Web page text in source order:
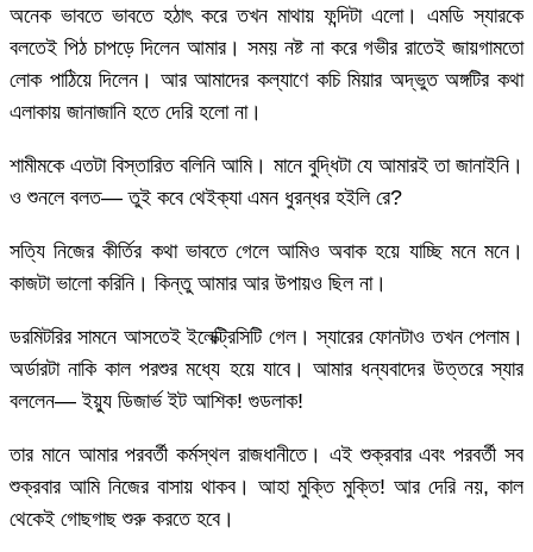
অনেক ভাবতে ভাবতে হঠাৎ করে তখন মাথায় ফন্দিটা এলো। এমডি স্যারকে
বলতেই পিঠ চাপড়ে দিলেন আমার। সময় নষ্ট না করে গভীর রাতেই জায়গামতো
লোক পাঠিয়ে দিলেন। আর আমাদের কল্যাণে কচি মিয়ার অদ্ভুত অঙ্গটির কথা
এলাকায় জানাজানি হতে দেরি হলো না।
শামীমকে এতটা বিস্তারিত বলিনি আমি। মানে বুদ্ধিটা যে আমারই তা জানাইনি।
ও শুনলে বলত— তুই কবে থেইক্যা এমন ধুরন্ধর হইলি রে?
সত্যি নিজের কীর্তির কথা ভাবতে গেলে আমিও অবাক হয়ে যাচ্ছি মনে মনে।
কাজটা ভালো করিনি। কিন্তু আমার আর উপায়ও ছিল না।
ডরমিটরির সামনে আসতেই ইলেক্ট্রিসিটি গেল। স্যারের ফোনটাও তখন পেলাম।
অর্ডারটা নাকি কাল পরশুর মধ্যে হয়ে যাবে। আমার ধন্যবাদের উত্তরে স্যার
বললেন— ইয়্যু ডিজার্ভ ইট আশিক! গুডলাক!
তার মানে আমার পরবর্তী কর্মস্থল রাজধানীতে। এই শুক্রবার এবং পরবর্তী সব
শুক্রবার আমি নিজের বাসায় থাকব। আহা মুক্তি মুক্তি! আর দেরি নয়, কাল
থেকেই গোছগাছ শুরু করতে হবে।